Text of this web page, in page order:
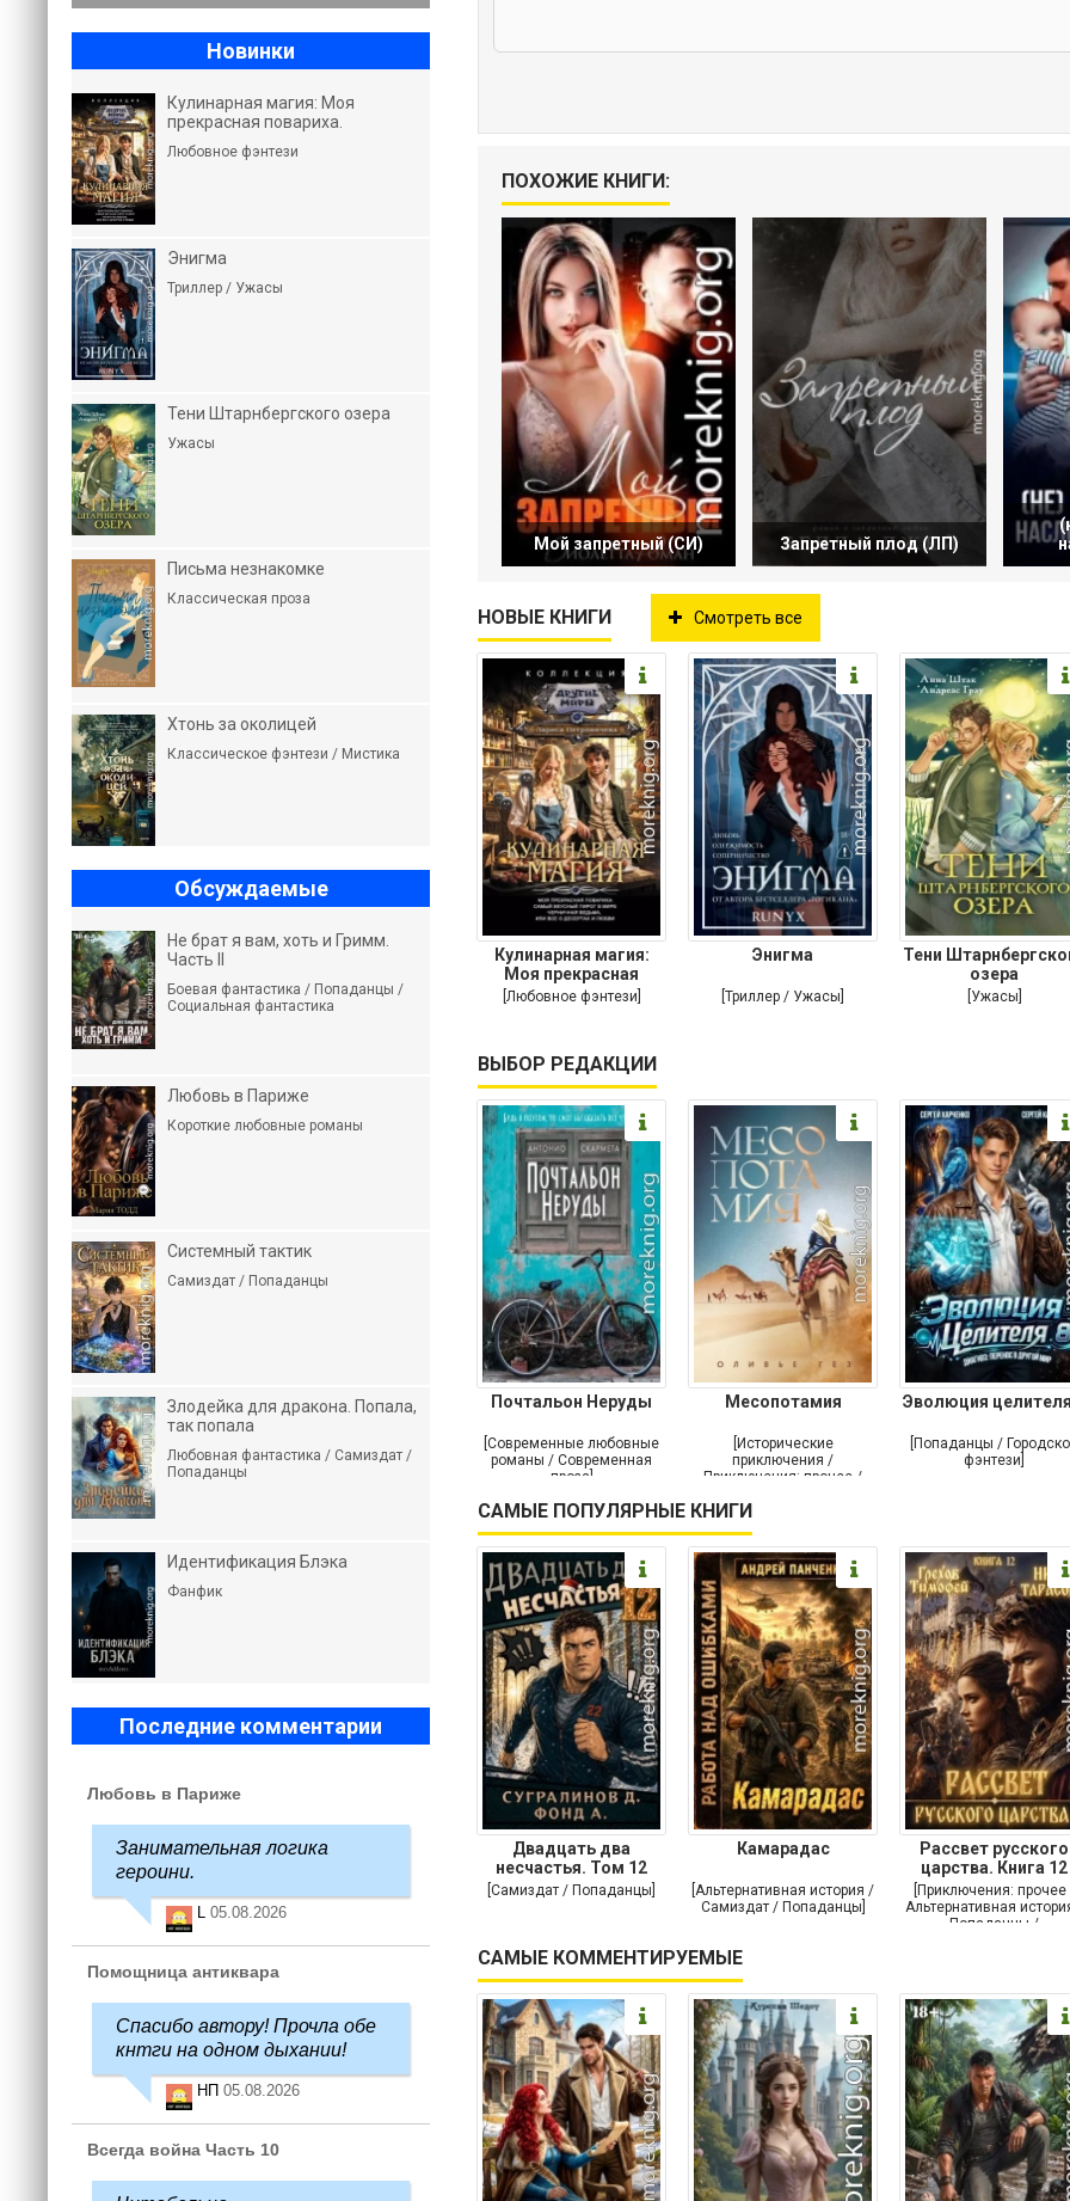
ПОХОЖИЕ КНИГИ:
Мой запретный (СИ) Запретный плод (ЛП)
НОВЫЕ КНИГИ Смотреть все
Кулинарная магия:
Моя прекрасная
повариха. Самый
[Любовное фэнтези]
Энигма
[Триллер / Ужасы]
Тени
озера
[Ужасы]
ВЫБОР РЕДАКЦИИ
Почтальон Неруды
[Современные любовные
романы / Современная
проза]
Месопотамия
[Исторические
приключения /
Приключения: прочее /
Историческая проза]
Эволюция
[Попаданцы /
фэнтези]
САМЫЕ ПОПУЛЯРНЫЕ КНИГИ
Двадцать два
несчастья. Том 12
[Самиздат / Попаданцы]
Камарадас
[Альтернативная история /
Самиздат / Попаданцы]
Рассвет русского
царства. Книга 12
[Приключения: прочее
Альтернативная
Попаданцы /
САМЫЕ КОММЕНТИРУЕМЫЕ
Новинки
Кулинарная магия: Моя
прекрасная повариха.
Любовное фэнтези
Энигма
Триллер / Ужасы
Тени Штарнбергского озера
Ужасы
Письма незнакомке
Классическая проза
Хтонь за околицей
Классическое фэнтези / Мистика
Обсуждаемые
Не брат я вам, хоть и Гримм.
Часть II
Боевая фантастика / Попаданцы /
Социальная фантастика
Любовь в Париже
Короткие любовные романы
Системный тактик
Самиздат / Попаданцы
Злодейка для дракона. Попала,
так попала
Любовная фантастика / Самиздат /
Попаданцы
Идентификация Блэка
Фанфик
Последние комментарии
Любовь в Париже
Занимательная логика
героини.
L 05.08.2026
Помощница антиквара
Спасибо автору! Прочла обе
кнтги на одном дыхании!
НП 05.08.2026
Всегда война Часть 10